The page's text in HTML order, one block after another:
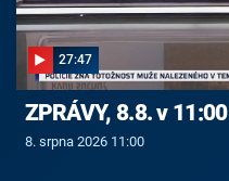
27:47
ZPRÁVY, 8.8. v 11:00
8. srpna 2026 11:00